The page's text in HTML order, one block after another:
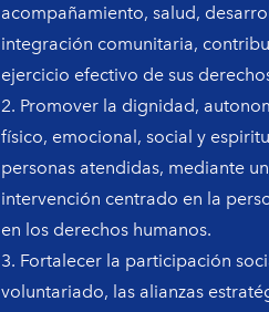
acompañamiento, salud,
integración comunitaria,
ejercicio efectivo de sus
2. Promover la dignidad,
físico, emocional, social y
personas atendidas, mediante
intervención centrado en la
en los derechos humanos.
3. Fortalecer la participación
voluntariado, las alianzas